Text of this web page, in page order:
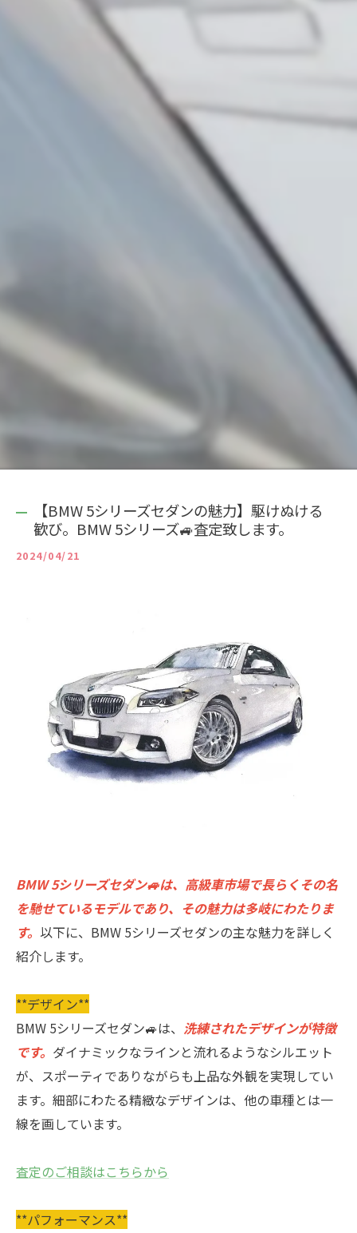
【BMW 5シリーズセダンの魅力】駆けぬける
歓び。BMW 5シリーズ🚙査定致します。
2024/04/21
BMW 5シリーズセダン🚙は、高級車市場で長らくその名
を馳せているモデルであり、その魅力は多岐にわたりま
す。 以下に、BMW 5シリーズセダンの主な魅力を詳しく
紹介します。
**デザイン**
BMW 5シリーズセダン🚙は、 洗練されたデザインが特徴
です。 ダイナミックなラインと流れるようなシルエット
が、スポーティでありながらも上品な外観を実現してい
ます。細部にわたる精緻なデザインは、他の車種とは一
線を画しています。
査定のご相談はこちらから
**パフォーマンス**